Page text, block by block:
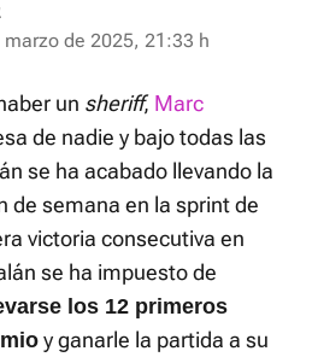
marzo de 2025, 21:33 h
un sheriff, Marc
de nadie y bajo todas las
se ha acabado llevando la
de semana en la sprint de
victoria consecutiva en
se ha impuesto de
los 12 primeros
y ganarle la partida a su